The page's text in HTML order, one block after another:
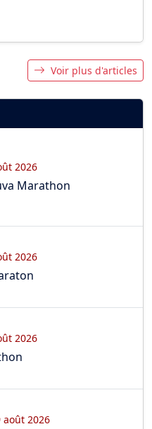
Voir plus d'articles
2026
Marathon
2026
2026
2026